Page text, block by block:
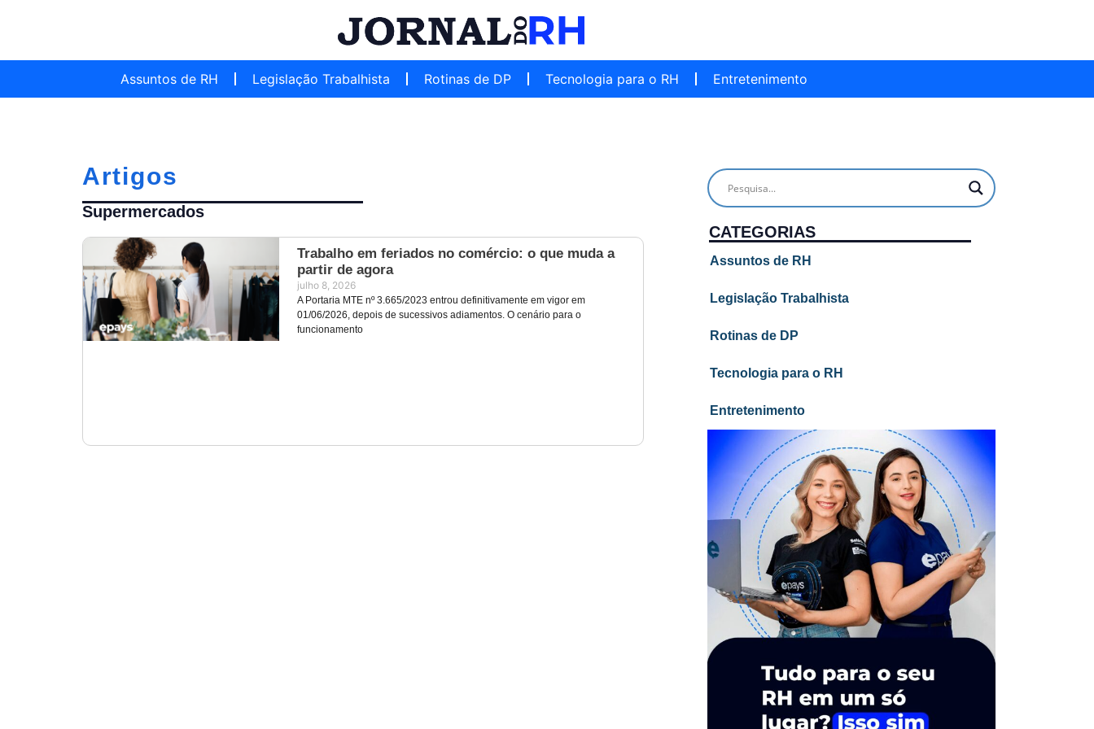
Assuntos de RH Legislação Trabalhista Rotinas de DP Tecnologia para o RH Entretenimento
Artigos
Supermercados
Trabalho em feriados no comércio: o que muda a
partir de agora
julho 8, 2026
A Portaria MTE nº 3.665/2023 entrou definitivamente em vigor em
01/06/2026, depois de sucessivos adiamentos. O cenário para o
funcionamento
CATEGORIAS
Assuntos de RH
Legislação Trabalhista
Rotinas de DP
Tecnologia para o RH
Entretenimento